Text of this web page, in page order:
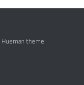
Hueman theme